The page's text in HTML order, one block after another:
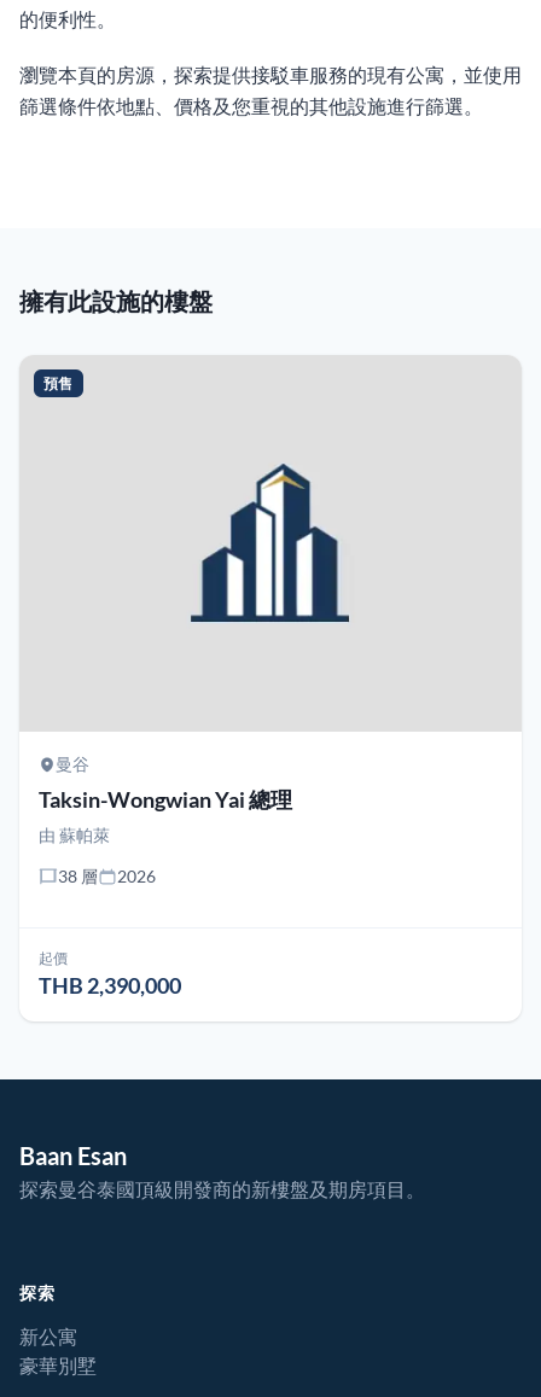
的便利性。
瀏覽本頁的房源，探索提供接駁車服務的現有公寓，並使用
篩選條件依地點、價格及您重視的其他設施進行篩選。
擁有此設施的樓盤
預售
曼谷
Taksin-Wongwian Yai 總理
由 蘇帕萊
38 層
2026
起價
THB 2,390,000
Baan Esan
探索曼谷泰國頂級開發商的新樓盤及期房項目。
探索
新公寓
豪華別墅